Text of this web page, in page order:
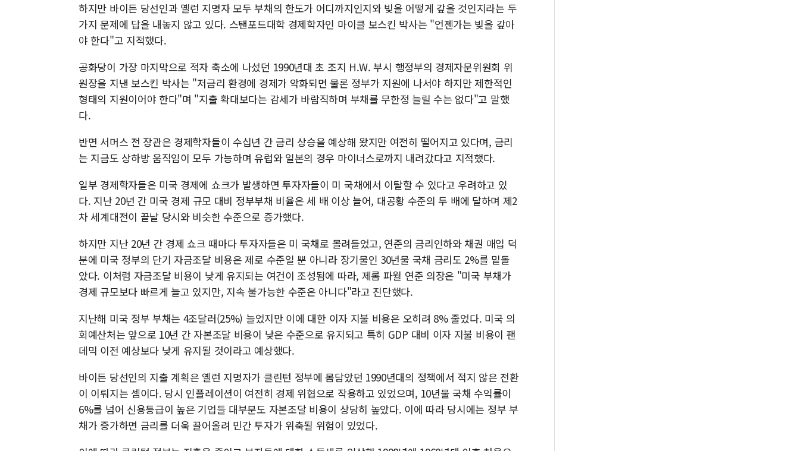
하지만 바이든 당선인과 옐런 지명자 모두 부채의 한도가 어디까지인지와 빚을 어떻게 갚을 것인지라는 두
가지 문제에 답을 내놓지 않고 있다. 스탠포드대학 경제학자인 마이클 보스킨 박사는 "언젠가는 빚을 갚아
야 한다"고 지적했다.
공화당이 가장 마지막으로 적자 축소에 나섰던 1990년대 초 조지 H.W. 부시 행정부의 경제자문위원회 위
원장을 지낸 보스킨 박사는 "저금리 환경에 경제가 악화되면 물론 정부가 지원에 나서야 하지만 제한적인
형태의 지원이어야 한다"며 "지출 확대보다는 감세가 바람직하며 부채를 무한정 늘릴 수는 없다"고 말했
다.
반면 서머스 전 장관은 경제학자들이 수십년 간 금리 상승을 예상해 왔지만 여전히 떨어지고 있다며, 금리
는 지금도 상하방 움직임이 모두 가능하며 유럽와 일본의 경우 마이너스로까지 내려갔다고 지적했다.
일부 경제학자들은 미국 경제에 쇼크가 발생하면 투자자들이 미 국채에서 이탈할 수 있다고 우려하고 있
다. 지난 20년 간 미국 경제 규모 대비 정부부채 비율은 세 배 이상 늘어, 대공황 수준의 두 배에 달하며 제2
차 세계대전이 끝날 당시와 비슷한 수준으로 증가했다.
하지만 지난 20년 간 경제 쇼크 때마다 투자자들은 미 국채로 몰려들었고, 연준의 금리인하와 채권 매입 덕
분에 미국 정부의 단기 자금조달 비용은 제로 수준일 뿐 아니라 장기물인 30년물 국채 금리도 2%를 밑돌
았다. 이처럼 자금조달 비용이 낮게 유지되는 여건이 조성됨에 따라, 제롬 파월 연준 의장은 "미국 부채가
경제 규모보다 빠르게 늘고 있지만, 지속 불가능한 수준은 아니다"라고 진단했다.
지난해 미국 정부 부채는 4조달러(25%) 늘었지만 이에 대한 이자 지불 비용은 오히려 8% 줄었다. 미국 의
회예산처는 앞으로 10년 간 자본조달 비용이 낮은 수준으로 유지되고 특히 GDP 대비 이자 지불 비용이 팬
데믹 이전 예상보다 낮게 유지될 것이라고 예상했다.
바이든 당선인의 지출 계획은 옐런 지명자가 클린턴 정부에 몸담았던 1990년대의 정책에서 적지 않은 전환
이 이뤄지는 셈이다. 당시 인플레이션이 여전히 경제 위협으로 작용하고 있었으며, 10년물 국채 수익률이
6%를 넘어 신용등급이 높은 기업들 대부분도 자본조달 비용이 상당히 높았다. 이에 따라 당시에는 정부 부
채가 증가하면 금리를 더욱 끌어올려 민간 투자가 위축될 위험이 있었다.